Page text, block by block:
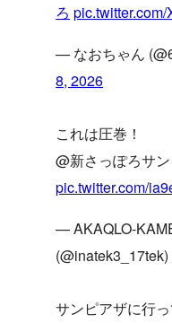
ろ
— なおちゃん
8, 2026
これは圧巻！
@新さっぽろサ
pic.twitter.com/
— AKAQLO-
(@inatek3_17tek)
サンピアザに行っ